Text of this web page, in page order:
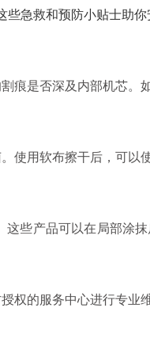
是否深及内部机芯。
用软布擦干后，可以
产品可以在局部涂
的服务中心进行专业